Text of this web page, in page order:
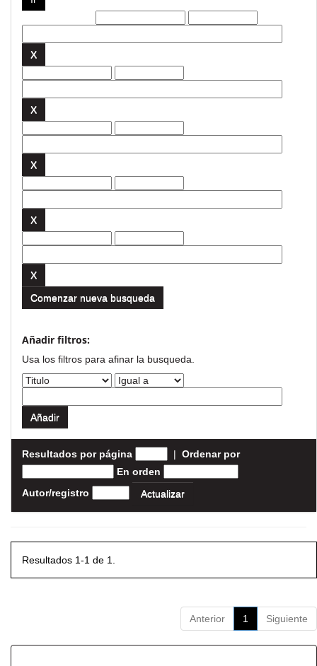
Comenzar nueva busqueda
Añadir filtros:
Usa los filtros para afinar la busqueda.
Resultados por página | Ordenar por
En orden
Autor/registro
Resultados 1-1 de 1.
Anterior 1 Siguiente